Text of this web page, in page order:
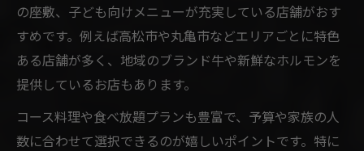
の座敷、子ども向けメニューが充実している店舗がおす
すめです。例えば高松市や丸亀市などエリアごとに特色
ある店舗が多く、地域のブランド牛や新鮮なホルモンを
提供しているお店もあります。
コース料理や食べ放題プランも豊富で、予算や家族の人
数に合わせて選択できるのが嬉しいポイントです。特に